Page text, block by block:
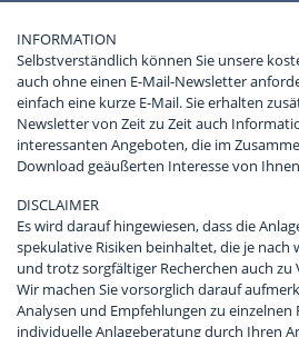
INFORMATION
Selbstverständlich können Sie unsere
auch ohne einen E-Mail-Newsletter
einfach eine kurze E-Mail. Sie erhalten
Newsletter von Zeit zu Zeit auch
interessanten Angeboten, die im
Download geäußerten Interesse von
DISCLAIMER
Es wird darauf hingewiesen, dass die
spekulative Risiken beinhaltet, die je
und trotz sorgfältiger Recherchen auch
Wir machen Sie vorsorglich darauf
Analysen und Empfehlungen zu
individuelle Anlageberatung durch Ihren